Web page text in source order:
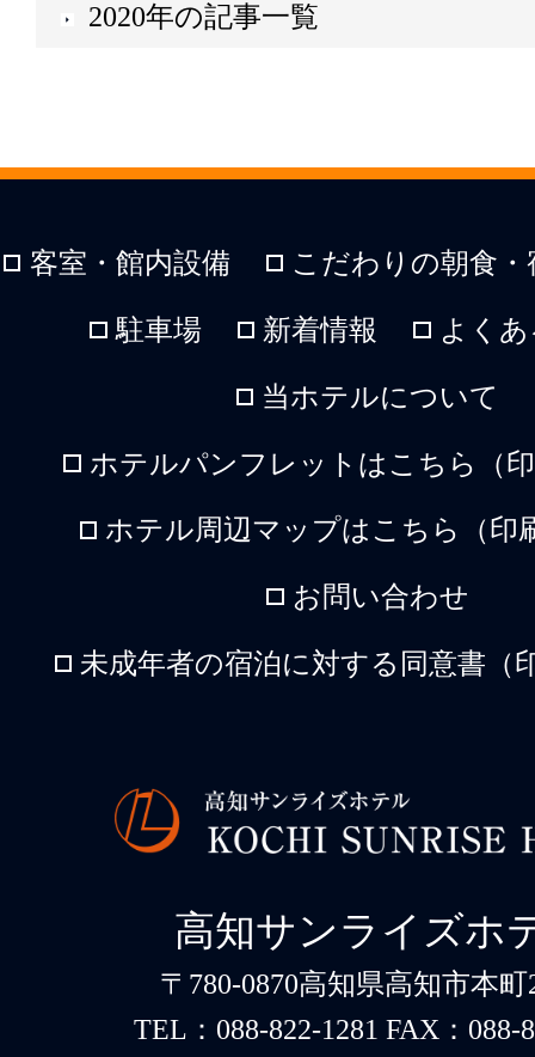
2020年の記事一覧
客室・館内設備 こだわりの朝食
駐車場 新着情報 よく
当ホテルについて
ホテルパンフレットはこちら（
ホテル周辺マップはこちら（印
お問い合わせ
未成年者の宿泊に対する同意書（
高知サンライズホ
〒780-0870高知県高知市本町
TEL：088-822-1281 FAX：088-